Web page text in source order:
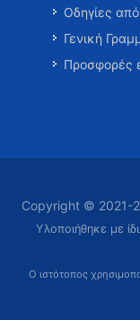
Οδηγίες
Γενική
Προσφορές
Copyright © 2021-
Υλοποιήθηκε με
Ο ιστότοπος